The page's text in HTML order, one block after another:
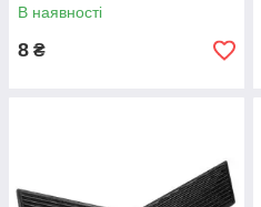
В наявності
8 ₴